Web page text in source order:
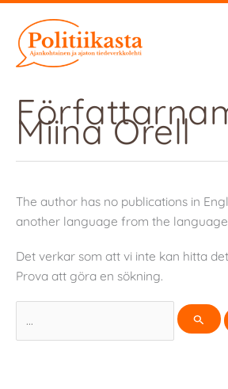
innehåll
Miina Orell
The author has no publications in
another language from the
Det verkar som att vi inte kan hitta
Prova att göra en sökning.
efter: